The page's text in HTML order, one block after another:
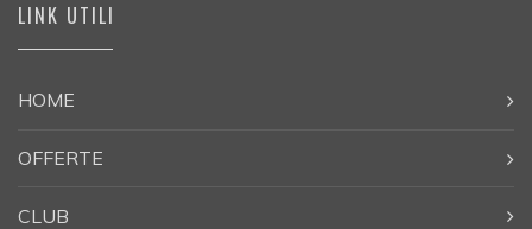
LINK UTILI
HOME
OFFERTE
CLUB